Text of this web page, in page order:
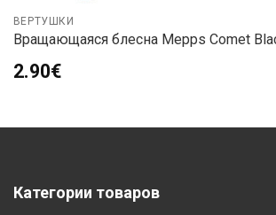
ВЕРТУШКИ
Вращающаяся блесна Mepps Comet
2.90€
Категории товаров